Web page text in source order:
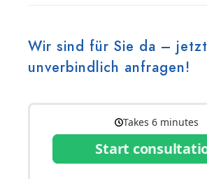
Wir sind für Sie da – jetzt
unverbindlich anfragen!